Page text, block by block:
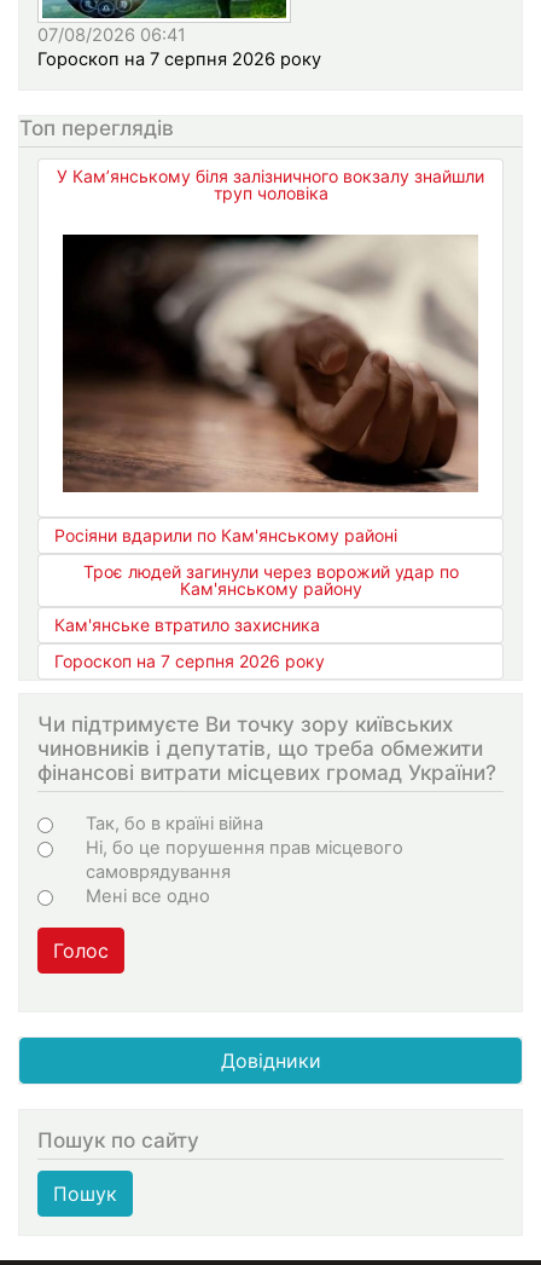
07/08/2026 06:41
Гороскоп на 7 серпня 2026 року
Топ переглядів
У Кам’янському біля залізничного вокзалу знайшли
труп чоловіка
Росіяни вдарили по Кам'янському районі
Троє людей загинули через ворожий удар по
Кам'янському району
Кам'янське втратило захисника
Гороскоп на 7 серпня 2026 року
Чи підтримуєте Ви точку зору київських
чиновників і депутатів, що треба обмежити
фінансові витрати місцевих громад України?
Варіанти
Так, бо в країні війна
Ні, бо це порушення прав місцевого
самоврядування
Мені все одно
Голос
Довідники
Пошук по сайту
Пошук